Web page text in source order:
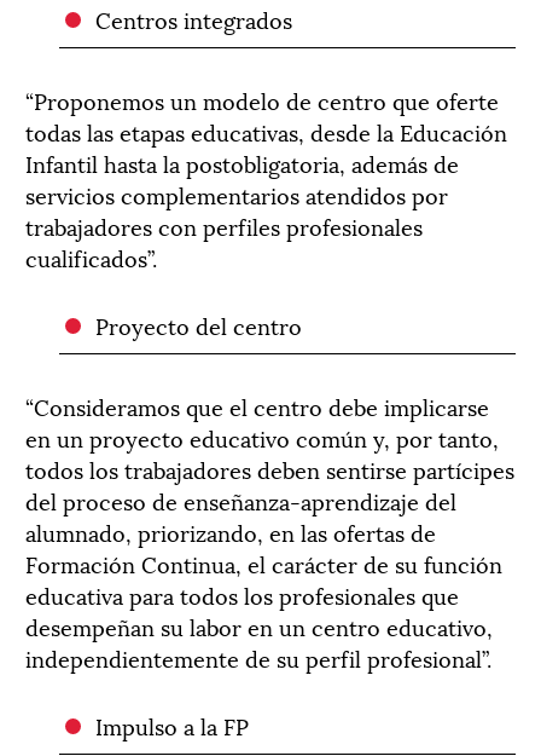
Centros integrados
“Proponemos un modelo de centro que oferte
todas las etapas educativas, desde la Educación
Infantil hasta la postobligatoria, además de
servicios complementarios atendidos por
trabajadores con perfiles profesionales
cualificados”.
Proyecto del centro
“Consideramos que el centro debe implicarse
en un proyecto educativo común y, por tanto,
todos los trabajadores deben sentirse partícipes
del proceso de enseñanza-aprendizaje del
alumnado, priorizando, en las ofertas de
Formación Continua, el carácter de su función
educativa para todos los profesionales que
desempeñan su labor en un centro educativo,
independientemente de su perfil profesional”.
Impulso a la FP